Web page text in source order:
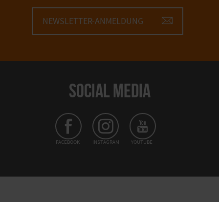
NEWSLETTER-ANMELDUNG
SOCIAL MEDIA
FACEBOOK INSTAGRAM YOUTUBE